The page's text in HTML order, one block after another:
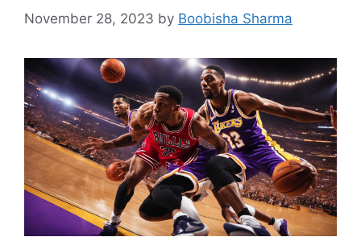
November 28, 2023 by Boobisha Sharma